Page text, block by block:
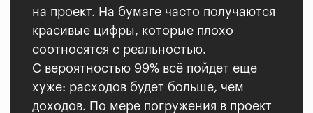
на проект. На бумаге часто получаются
красивые цифры, которые плохо
соотносятся с реальностью.
С вероятностью 99% всё пойдет еще
хуже: расходов будет больше, чем
доходов. По мере погружения в проект